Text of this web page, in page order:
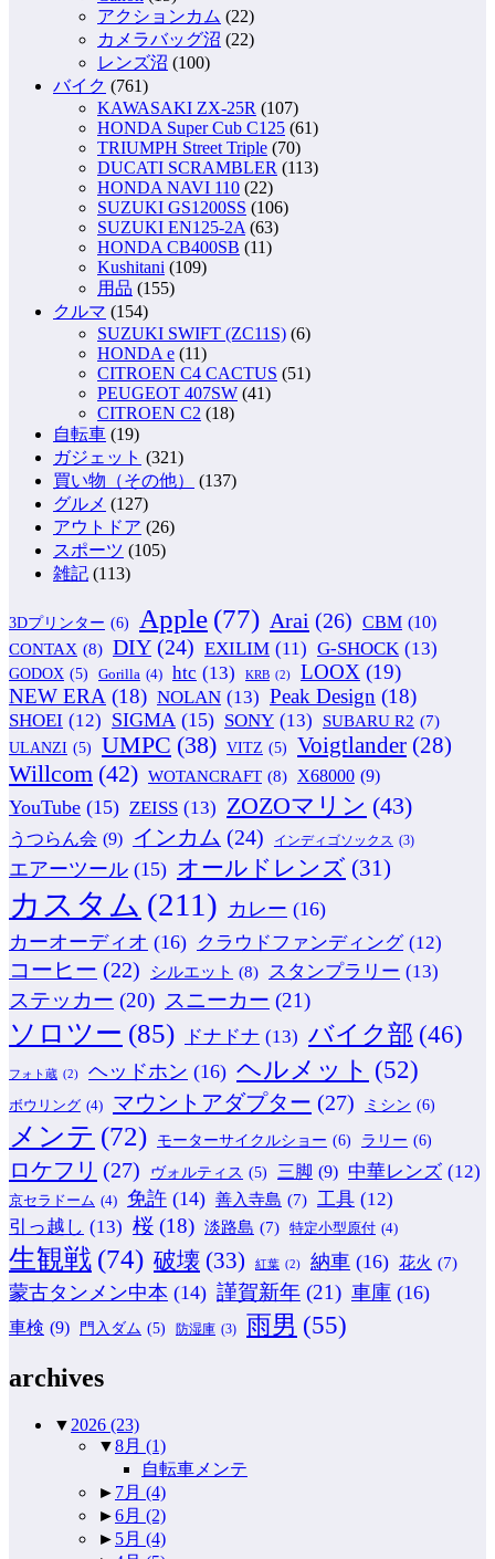
アクションカム (22)
カメラバッグ沼 (22)
レンズ沼 (100)
バイク (761)
KAWASAKI ZX-25R (107)
HONDA Super Cub C125 (61)
TRIUMPH Street Triple (70)
DUCATI SCRAMBLER (113)
HONDA NAVI 110 (22)
SUZUKI GS1200SS (106)
SUZUKI EN125-2A (63)
HONDA CB400SB (11)
Kushitani (109)
用品 (155)
クルマ (154)
SUZUKI SWIFT (ZC11S) (6)
HONDA e (11)
CITROEN C4 CACTUS (51)
PEUGEOT 407SW (41)
CITROEN C2 (18)
自転車 (19)
ガジェット (321)
買い物（その他）
(137)
グルメ (127)
アウトドア (26)
スポーツ (105)
雑記 (113)
3Dプリンター (6) Apple (77) Arai (26) CBM (10)
CONTAX (8) DIY (24) EXILIM (11) G-SHOCK (13)
GODOX (5) Gorilla (4) htc (13) KRB (2) LOOX (19)
NEW ERA (18) NOLAN (13) Peak Design (18)
SHOEI (12) SIGMA (15) SONY (13) SUBARU R2 (7)
ULANZI (5) UMPC (38) VITZ (5) Voigtlander (28)
Willcom (42) WOTANCRAFT (8) X68000 (9)
YouTube (15) ZEISS (13) ZOZOマリン (43)
うつらん会 (9) インカム (24) インディゴソックス (3)
エアーツール (15) オールドレンズ (31)
カスタム (211) カレー (16)
カーオーディオ (16) クラウドファンディング (12)
コーヒー (22) シルエット (8) スタンプラリー (13)
ステッカー (20) スニーカー (21)
ソロツー (85) ドナドナ (13) バイク部 (46)
フォト蔵 (2) ヘッドホン (16) ヘルメット (52)
ボウリング (4) マウントアダプター (27) ミシン (6)
メンテ (72) モーターサイクルショー (6) ラリー (6)
ロケフリ (27) ヴォルティス (5) 三脚 (9) 中華レンズ (12)
京セラドーム (4) 免許 (14) 善入寺島 (7) 工具 (12)
引っ越し (13) 桜 (18) 淡路島 (7) 特定小型原付 (4)
生観戦 (74) 破壊 (33) 紅葉 (2) 納車 (16) 花火 (7)
蒙古タンメン中本 (14) 謹賀新年 (21) 車庫 (16)
車検 (9) 門入ダム (5) 防湿庫 (3) 雨男 (55)
archives
▼ 2026 (23)
▼8月 (1)
自転車メンテ
► 7月 (4)
►6月 (2)
► 5月 (4)